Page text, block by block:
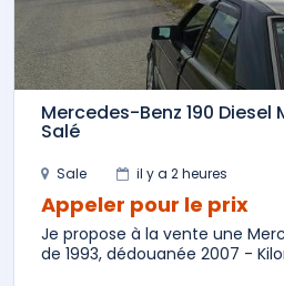
Mercedes-Benz 190 Diesel
Salé
Sale il y a 2 heures
Appeler pour le prix
Je propose à la vente une
de 1993, dédouanée 2007 -